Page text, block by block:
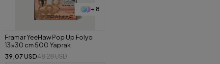
+ 8
Framar YeeHaw Pop Up Folyo
13x30 cm 500 Yaprak
39,07 USD48,28 USD